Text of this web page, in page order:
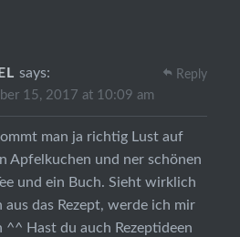
says:
15, 2017 at 10:09 am
man ja richtig Lust auf
Apfelkuchen und ner schönen
und ein Buch. Sieht wirklich
aus das Rezept, werde ich mir
^^ Hast du auch Rezeptideen
Reply